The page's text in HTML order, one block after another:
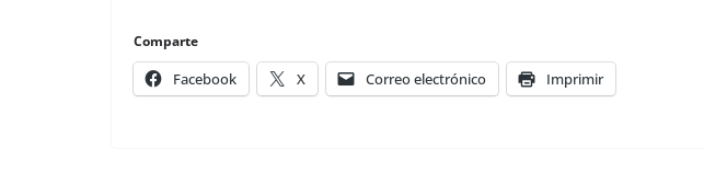
Comparte
Facebook X Correo electrónico Imprimir